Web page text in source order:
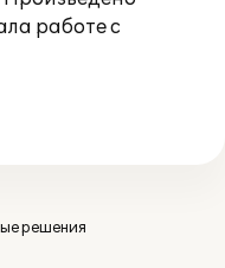
работе с
решения